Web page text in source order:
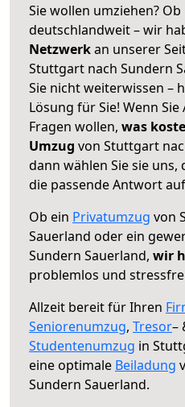
Sie wollen umziehen?
deutschlandweit – wir
Netzwerkan unserer
Stuttgart nach Sundern
Sie nicht weiterwissen –
Lösung für Sie! Wenn
Fragen wollen, was
Umzug von Stuttgart
dann wählen Sie sie
die passende Antwort
Ob ein Privatumzug von
Sauerland oder ein
Sundern Sauerland, wir
problemlos und
Allzeit bereit für Ihren
Seniorenumzug, Tresor–
Studentenumzug in
eine optimale Beiladung
Sundern Sauerland.